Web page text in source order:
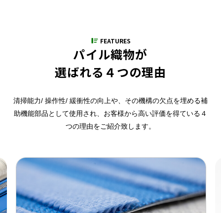
FEATURES
パイル織物が
選ばれる４つの理由
清掃能力/ 操作性/ 緩衝性の向上や、その機構の欠点を埋める補
助機能部品として使用され、 お客様から高い評価を得ている４
つの理由をご紹介致します。